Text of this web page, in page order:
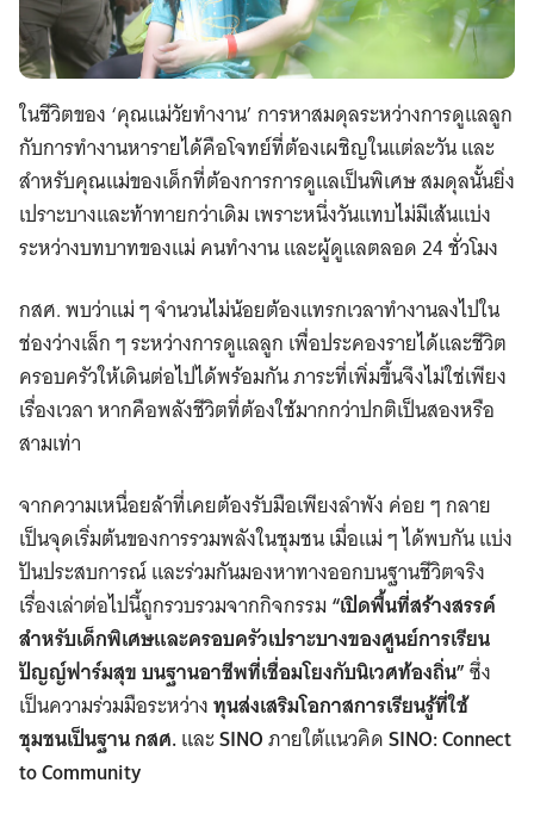
ในชีวิตของ ‘คุณแม่วัยทำงาน’ การหาสมดุลระหว่างการดูแลลูก
กับการทำงานหารายได้คือโจทย์ที่ต้องเผชิญในแต่ละวัน และ
สำหรับคุณแม่ของเด็กที่ต้องการการดูแลเป็นพิเศษ สมดุลนั้นยิ่ง
เปราะบางและท้าทายกว่าเดิม เพราะหนึ่งวันแทบไม่มีเส้นแบ่ง
ระหว่างบทบาทของแม่ คนทำงาน และผู้ดูแลตลอด 24 ชั่วโมง
กสศ. พบว่าแม่ ๆ จำนวนไม่น้อยต้องแทรกเวลาทำงานลงไปใน
ช่องว่างเล็ก ๆ ระหว่างการดูแลลูก เพื่อประคองรายได้และชีวิต
ครอบครัวให้เดินต่อไปได้พร้อมกัน ภาระที่เพิ่มขึ้นจึงไม่ใช่เพียง
เรื่องเวลา หากคือพลังชีวิตที่ต้องใช้มากกว่าปกติเป็นสองหรือ
สามเท่า
จากความเหนื่อยล้าที่เคยต้องรับมือเพียงลำพัง ค่อย ๆ กลาย
เป็นจุดเริ่มต้นของการรวมพลังในชุมชน เมื่อแม่ ๆ ได้พบกัน แบ่ง
ปันประสบการณ์ และร่วมกันมองหาทางออกบนฐานชีวิตจริง
เรื่องเล่าต่อไปนี้ถูกรวบรวมจากกิจกรรม “เปิดพื้นที่สร้างสรรค์
สำหรับเด็กพิเศษและครอบครัวเปราะบางของศูนย์การเรียน
ปัญญ์ฟาร์มสุข บนฐานอาชีพที่เชื่อมโยงกับนิเวศท้องถิ่น”ซึ่ง
เป็นความร่วมมือระหว่างทุนส่งเสริมโอกาสการเรียนรู้ที่ใช้
ชุมชนเป็นฐาน กสศ.และSINOภายใต้แนวคิดSINO: Connect
to Community